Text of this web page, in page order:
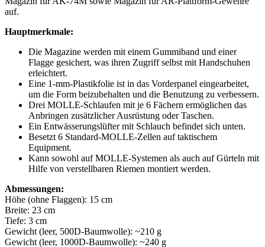
auf.
Hauptmerkmale:
Die Magazine werden mit einem Gummiband und einer
Flagge gesichert, was ihren Zugriff selbst mit Handschuhen
erleichtert.
Eine 1-mm-Plastikfolie ist in das Vorderpanel eingearbeitet,
um die Form beizubehalten und die Benutzung zu verbessern.
Drei MOLLE-Schlaufen mit je 6 Fächern ermöglichen das
Anbringen zusätzlicher Ausrüstung oder Taschen.
Ein Entwässerungslüfter mit Schlauch befindet sich unten.
Besetzt 6 Standard-MOLLE-Zellen auf taktischem
Equipment.
Kann sowohl auf MOLLE-Systemen als auch auf Gürteln mit
Hilfe von verstellbaren Riemen montiert werden.
Abmessungen:
Höhe (ohne Flaggen): 15 cm
Breite: 23 cm
Tiefe: 3 cm
Gewicht (leer, 500D-Baumwolle): ~210 g
Gewicht (leer, 1000D-Baumwolle): ~240 g